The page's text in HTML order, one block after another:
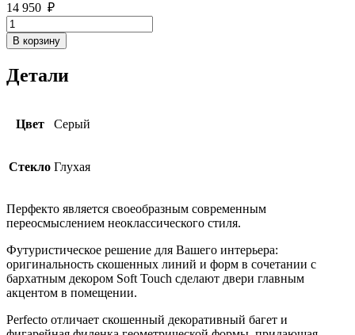
14 950 ₽
Количество
товара
Дверь
Перфекто
В корзину
Детали
Цвет Серый
Стекло Глухая
Перфекто является своеобразным современным
переосмыслением неоклассического стиля.
Футуристическое решение для Вашего интерьера:
оригинальность скошенных линий и форм в сочетании с
бархатным декором Soft Touch сделают двери главным
акцентом в помещении.
Perfecto отличает скошенный декоративный багет и